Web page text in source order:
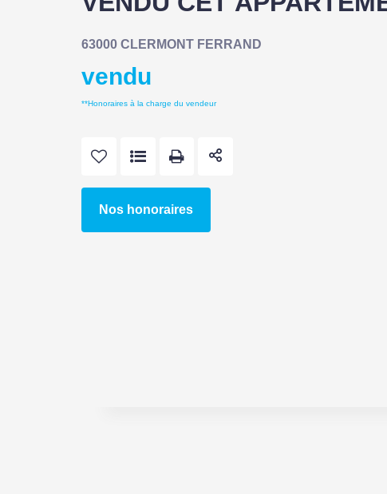
63000 CLERMONT FERRAND
vendu
**Honoraires à la charge du vendeur
Nos honoraires